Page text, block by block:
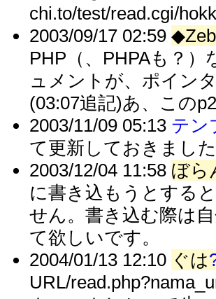
chi.to/test/read.cgi/
2003/09/17 02:59
PHP（、PHPAも？
ュメントが、ポイン
(03:07追記)あ、この
2003/11/09 05:13 テン
て更新しておきまし
2003/12/04 11:58 ぼら
に書き込もうとする
せん。書き込む際は
て欲しいです。
2004/01/13 12:10 ぐは
URL/